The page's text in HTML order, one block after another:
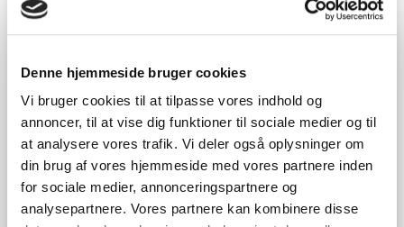
Denne hjemmeside bruger cookies
Vi bruger cookies til at tilpasse vores indhold og
annoncer, til at vise dig funktioner til sociale medier og til
at analysere vores trafik. Vi deler også oplysninger om
din brug af vores hjemmeside med vores partnere inden
for sociale medier, annonceringspartnere og
analysepartnere. Vores partnere kan kombinere disse
Kvalitet og pris – hvad får du for pengene?
Et smykkeskrin er en investering i både orden og beskyttelse –
og som med alle investeringer handler det om at finde den rette
balance mellem kvalitet og pris. Hos Jarnes Shop tilbyder vi
smykkeskrin i forskellige prisklasser, så du kan vælge ud fra
både behov og budget uden at gå på kompromis med
funktionaliteten.